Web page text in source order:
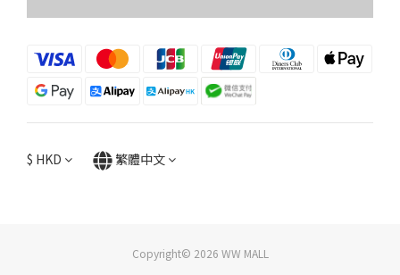
$ HKD 繁體中文
Copyright© 2026 WW MALL